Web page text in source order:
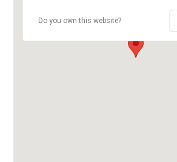
Do you own this website?